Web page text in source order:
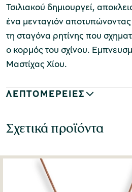
Τσιλιακού δημιουργεί,
ένα μενταγιόν
τη σταγόνα ρητίνης που
ο κορμός του σχίνου.
Μαστίχας Χίου.
ΛΕΠΤΟΜΕΡΕΙΕΣ
Σχετικά προϊόντα